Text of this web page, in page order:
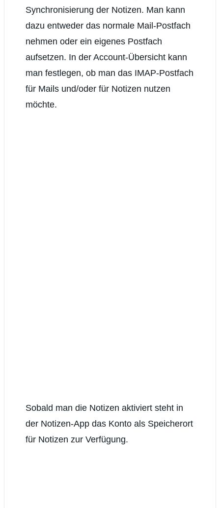
Synchronisierung der Notizen. Man kann
dazu entweder das normale Mail-Postfach
nehmen oder ein eigenes Postfach
aufsetzen. In der Account-Übersicht kann
man festlegen, ob man das IMAP-Postfach
für Mails und/oder für Notizen nutzen
möchte.
Sobald man die Notizen aktiviert steht in
der Notizen-App das Konto als Speicherort
für Notizen zur Verfügung.